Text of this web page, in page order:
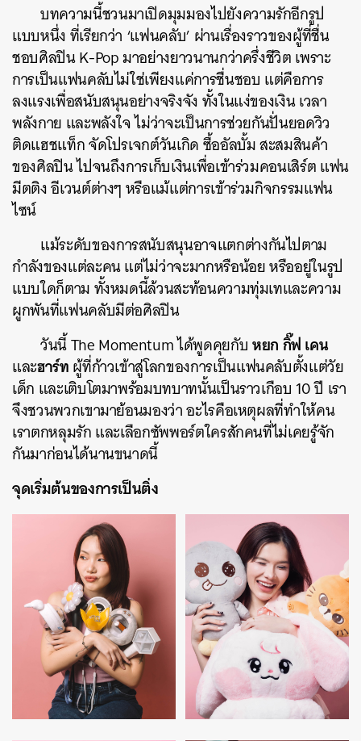
บทความนี้ชวนมาเปิดมุมมองไปยังความรักอีกรูป
แบบหนึ่ง ที่เรียกว่า ‘แฟนคลับ’ ผ่านเรื่องราวของผู้ที่ชื่น
ชอบศิลปิน K-Pop มาอย่างยาวนานกว่าครึ่งชีวิต เพราะ
การเป็นแฟนคลับไม่ใช่เพียงแค่การชื่นชอบ แต่คือการ
ลงแรงเพื่อสนับสนุนอย่างจริงจัง ทั้งในแง่ของเงิน เวลา
พลังกาย และพลังใจ ไม่ว่าจะเป็นการช่วยกันปั่นยอดวิว
ติดแฮชแท็ก จัดโปรเจกต์วันเกิด ซื้ออัลบั้ม สะสมสินค้า
ของศิลปิน ไปจนถึงการเก็บเงินเพื่อเข้าร่วมคอนเสิร์ต แฟน
มีตติง อีเวนต์ต่างๆ หรือแม้แต่การเข้าร่วมกิจกรรมแฟน
ไซน์
แม้ระดับของการสนับสนุนอาจแตกต่างกันไปตาม
กำลังของแต่ละคน แต่ไม่ว่าจะมากหรือน้อย หรืออยู่ในรูป
แบบใดก็ตาม ทั้งหมดนี้ล้วนสะท้อนความทุ่มเทและความ
ผูกพันที่แฟนคลับมีต่อศิลปิน
วันนี้ The Momentum ได้พูดคุยกับหยกกิ๊ฟเคน
และฮาร์ทผู้ที่ก้าวเข้าสู่โลกของการเป็นแฟนคลับตั้งแต่วัย
เด็ก และเติบโตมาพร้อมบทบาทนั้นเป็นราวเกือบ 10 ปี เรา
จึงชวนพวกเขามาย้อนมองว่า อะไรคือเหตุผลที่ทำให้คน
เราตกหลุมรัก และเลือกซัพพอร์ตใครสักคนที่ไม่เคยรู้จัก
กันมาก่อนได้นานขนาดนี้
จุดเริ่มต้นของการเป็นติ่ง